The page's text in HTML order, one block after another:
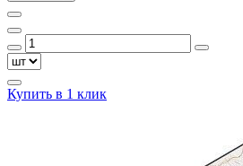
Купить в 1 клик